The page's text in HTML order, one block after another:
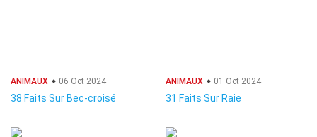
ANIMAUX 06 Oct 2024
38 Faits Sur Bec-croisé
ANIMAUX 01 Oct 2024
31 Faits Sur Raie